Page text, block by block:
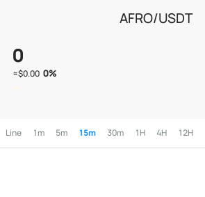
AFRO/USDT
0
≈$0.00 0%
Line 1m 5m 15m 30m 1H 4H 12H